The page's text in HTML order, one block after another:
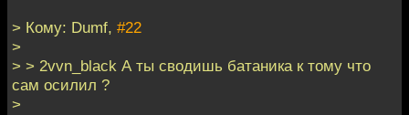
> Кому: Dumf, #22
>
> > 2vvn_black А ты сводишь батаника к тому что
сам осилил ?
>